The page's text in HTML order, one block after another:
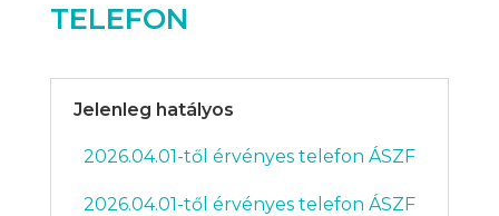
TELEFON
Jelenleg hatályos
2026.04.01-től érvényes telefon ÁSZF
2026.04.01-től érvényes telefon ÁSZF